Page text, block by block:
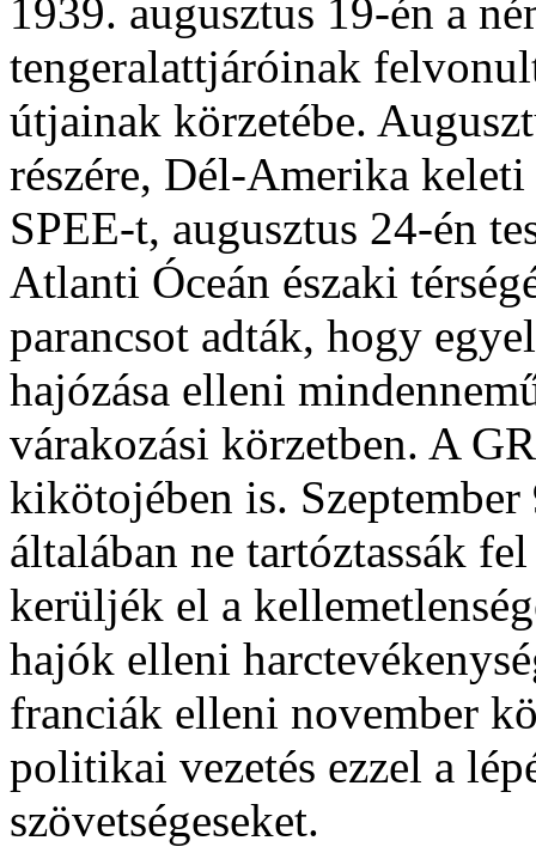
1939. augusztus 19-én a
tengeralattjáróinak
útjainak körzetébe.
részére, Dél-Amerika
SPEE-t, augusztus 24-én
Atlanti Óceán északi
parancsot adták, hogy
hajózása elleni
várakozási körzetben. A
kikötojében is.
általában ne tartóztassák
kerüljék el a
hajók elleni
franciák elleni november
politikai vezetés ezzel a
szövetségeseket.